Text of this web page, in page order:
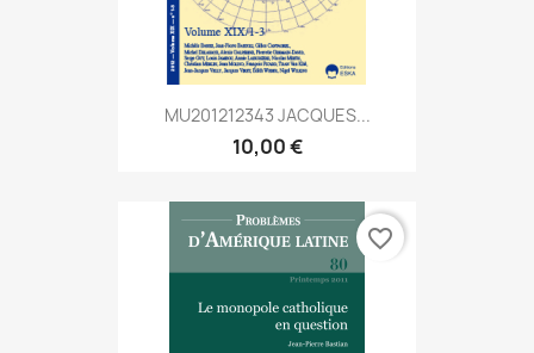
MU201212343 JACQUES...
10,00 €
favorite_border